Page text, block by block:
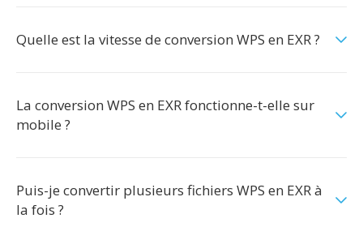
Quelle est la vitesse de conversion WPS en EXR ?
La conversion WPS en EXR fonctionne-t-elle sur
mobile ?
Puis-je convertir plusieurs fichiers WPS en EXR à
la fois ?